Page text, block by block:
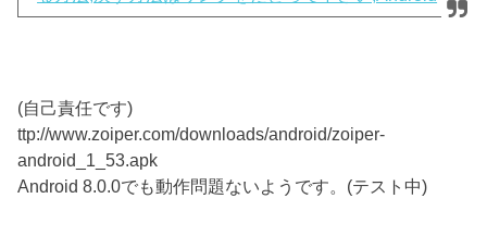
(自己責任です)
ttp://www.zoiper.com/downloads/android/zoiper-
android_1_53.apk
Android 8.0.0でも動作問題ないようです。(テスト中)